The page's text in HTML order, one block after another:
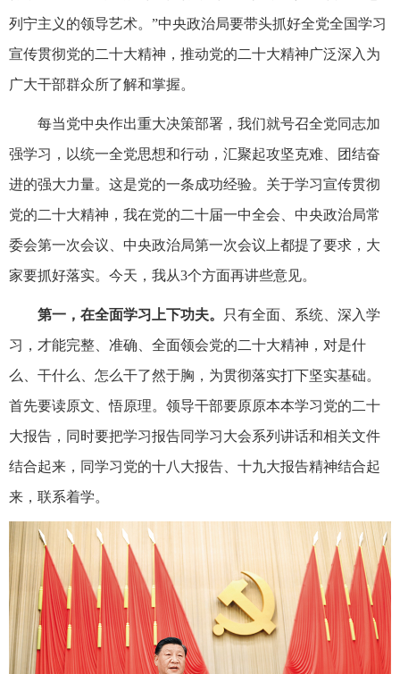
列宁主义的领导艺术。”中央政治局要带头抓好全党全国学习
宣传贯彻党的二十大精神，推动党的二十大精神广泛深入为
广大干部群众所了解和掌握。
每当党中央作出重大决策部署，我们就号召全党同志加
强学习，以统一全党思想和行动，汇聚起攻坚克难、团结奋
进的强大力量。这是党的一条成功经验。关于学习宣传贯彻
党的二十大精神，我在党的二十届一中全会、中央政治局常
委会第一次会议、中央政治局第一次会议上都提了要求，大
家要抓好落实。今天，我从3个方面再讲些意见。
第一，在全面学习上下功夫。
只有全面、系统、深入学
习，才能完整、准确、全面领会党的二十大精神，对是什
么、干什么、怎么干了然于胸，为贯彻落实打下坚实基础。
首先要读原文、悟原理。领导干部要原原本本学习党的二十
大报告，同时要把学习报告同学习大会系列讲话和相关文件
结合起来，同学习党的十八大报告、十九大报告精神结合起
来，联系着学。